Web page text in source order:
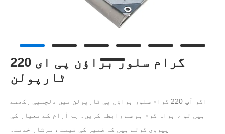
220 گرام سلور براؤن پی ای
ٹارپولن
اگر آپ 220 گرام سلور براؤن پی ٹارپولن میں دلچسپی رکھتے
ہیں تو ، براہ کرم ہم سے رابطہ کریں۔ ہم آرام کے معیار کی
پیروی کرتے ہیں کہ ضمیر کی قیمت ، سرشار خدمت۔